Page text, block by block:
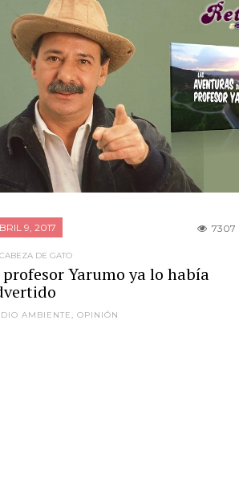
9, 2017 7307
DE GATO
profesor Yarumo ya lo había
AMBIENTE, OPINIÓN